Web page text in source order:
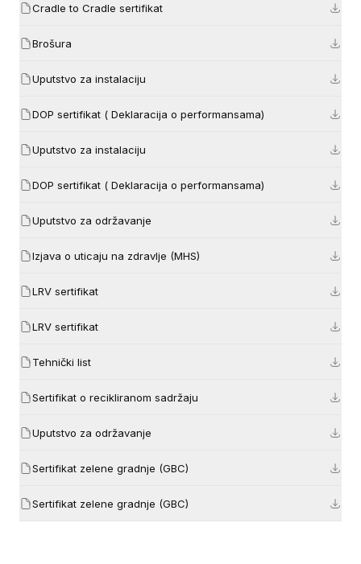
Cradle to Cradle sertifikat
Brošura
Uputstvo za instalaciju
DOP sertifikat ( Deklaracija o performansama)
Uputstvo za instalaciju
DOP sertifikat ( Deklaracija o performansama)
Uputstvo za održavanje
Izjava o uticaju na zdravlje (MHS)
LRV sertifikat
LRV sertifikat
Tehnički list
Sertifikat o recikliranom sadržaju
Uputstvo za održavanje
Sertifikat zelene gradnje (GBC)
Sertifikat zelene gradnje (GBC)